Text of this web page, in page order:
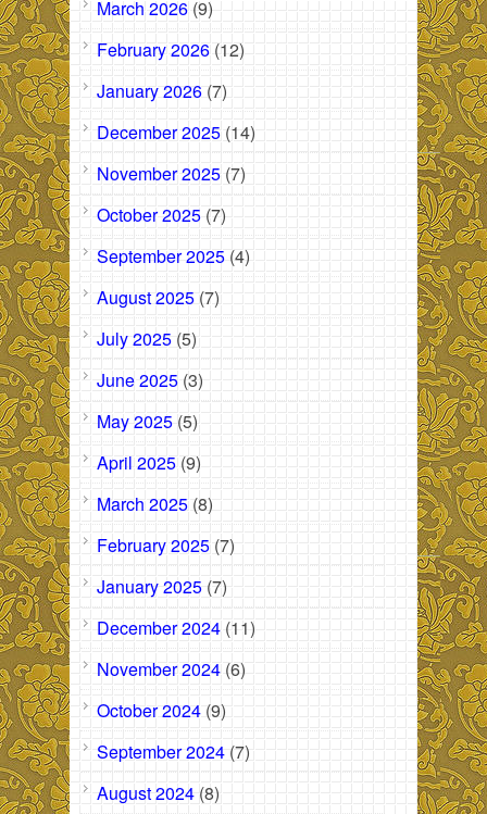
March 2026 (9)
February 2026 (12)
January 2026 (7)
December 2025 (14)
November 2025 (7)
October 2025 (7)
September 2025 (4)
August 2025 (7)
July 2025 (5)
June 2025 (3)
May 2025 (5)
April 2025 (9)
March 2025 (8)
February 2025 (7)
January 2025 (7)
December 2024 (11)
November 2024 (6)
October 2024 (9)
September 2024 (7)
August 2024 (8)